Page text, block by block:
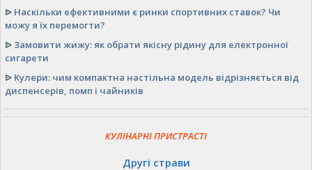
ᐉ Наскільки ефективними є ринки спортивних ставок? Чи
можу я їх перемогти?
ᐉ Замовити жижу: як обрати якісну рідину для електронної
сигарети
ᐉ Кулери: чим компактна настільна модель відрізняється від
диспенсерів, помп і чайників
КУЛІНАРНІ ПРИСТРАСТІ
Другі страви